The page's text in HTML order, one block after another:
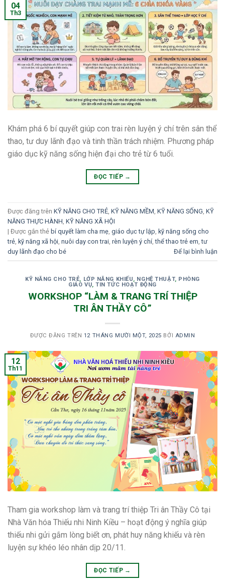
04
Th3
Khám phá 6 bí quyết giúp con trai rèn luyện ý chí trên sân thể
thao, tư duy lãnh đạo và tinh thần trách nhiệm. Phương pháp
giáo dục kỹ năng sống hiện đại cho trẻ từ 6 tuổi.
ĐỌC TIẾP →
Được đăng trên KỸ NĂNG CHO TRẺ KỸ NĂNG MỀM KỸ NĂNG SỐNG KỸ
NĂNG THỰC HÀNH KỸ NĂNG XÃ HỘI
| Được gắn thẻ bí quyết làm cha mẹ giáo dục tự lập kỹ năng sống cho
trẻ kỹ năng xã hội nuôi dạy con trai rèn luyện ý chí ,thể thao trẻ em ,tư
duy lãnh đạo cho bé
Để lại bình luận
KỸ NĂNG CHO TRẺ, LỚP NĂNG KHIẾU, NGHỆ THUẬT, PHÒNG
GIÁO VỤ,TIN TỨC HOẠT ĐỘNG
WORKSHOP “LÀM & TRANG TRÍ THIỆP
TRI ÂN THẦY CÔ”
ĐƯỢC ĐĂNG TRÊN 12 THÁNG MƯỜI MỘT, 2025 BỞI ADMIN
12
Th11
Tham gia workshop làm và trang trí thiệp Tri ân Thầy Cô tại
Nhà Văn hóa Thiếu nhi Ninh Kiều – hoạt động ý nghĩa giúp
thiếu nhi gửi gắm lòng biết ơn, phát huy năng khiếu và rèn
luyện sự khéo léo nhân dịp 20/11.
ĐỌC TIẾP →